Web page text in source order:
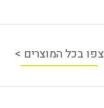
צפו בכל המוצרים >